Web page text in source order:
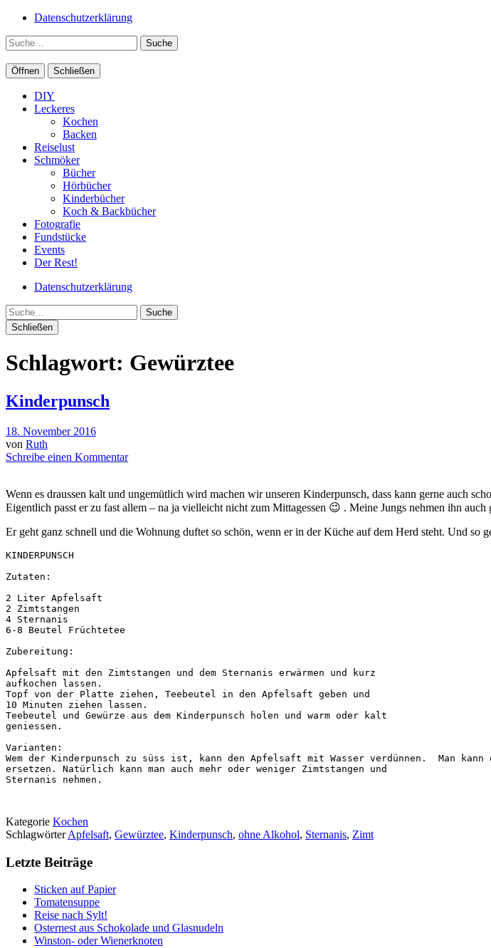
Datenschutzerklärung
Suche
Öffnen Schließen
DIY
Leckeres
Kochen
Backen
Reiselust
Schmöker
Bücher
Hörbücher
Kinderbücher
Koch & Backbücher
Fotografie
Fundstücke
Events
Der Rest!
Datenschutzerklärung
Suche
Schließen
Schlagwort: Gewürztee
Kinderpunsch
18. November 2016
von Ruth
Schreibe einen Kommentar
Wenn es draussen kalt und ungemütlich wird machen wir unseren Kinderpunsch, dass kann gerne auch
Eigentlich passt er zu fast allem – na ja vielleicht nicht zum Mittagessen 😉 . Meine Jungs nehmen ihn
Er geht ganz schnell und die Wohnung duftet so schön, wenn er in der Küche auf dem Herd steht. Und so
KINDERPUNSCH
Zutaten:
2 Liter Apfelsaft
2 Zimtstangen
4 Sternanis
6-8 Beutel Früchtetee
Zubereitung:
Apfelsaft mit den Zimtstangen und dem Sternanis erwärmen und kurz
aufkochen lassen.
Topf von der Platte ziehen, Teebeutel in den Apfelsaft geben und
10 Minuten ziehen lassen.
Teebeutel und Gewürze aus dem Kinderpunsch holen und warm oder kalt
geniessen.
Varianten:
Wem der Kinderpunsch zu süss ist, kann den Apfelsaft mit Wasser verdünnen.  Man
ersetzen. Natürlich kann man auch mehr oder weniger Zimtstangen und
Sternanis nehmen.
Kategorie Kochen
SchlagwörterApfelsaft, Gewürztee, Kinderpunsch, ohne Alkohol, Sternanis, Zimt
Letzte Beiträge
Sticken auf Papier
Tomatensuppe
Reise nach Sylt!
Osternest aus Schokolade und Glasnudeln
Winston- oder Wienerknoten